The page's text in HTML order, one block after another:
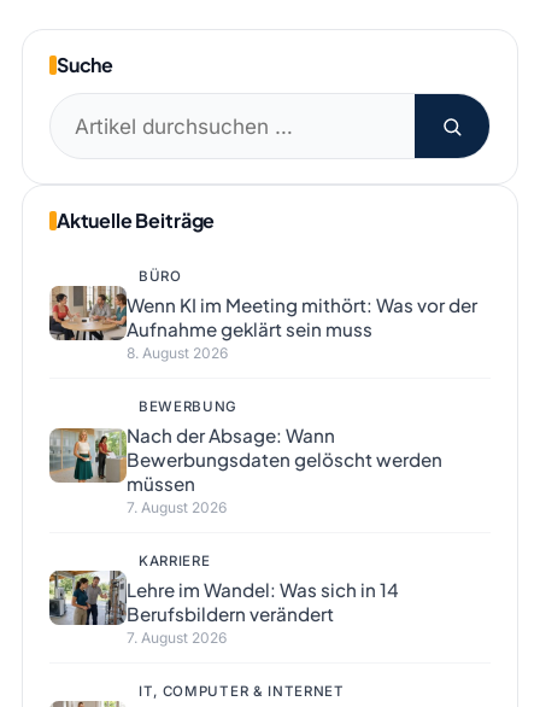
Suche
Suchen
nach:
Aktuelle Beiträge
BÜRO
Wenn KI im Meeting mithört: Was vor der
Aufnahme geklärt sein muss
8. August 2026
BEWERBUNG
Nach der Absage: Wann
Bewerbungsdaten gelöscht werden
müssen
7. August 2026
KARRIERE
Lehre im Wandel: Was sich in 14
Berufsbildern verändert
7. August 2026
IT, COMPUTER & INTERNET